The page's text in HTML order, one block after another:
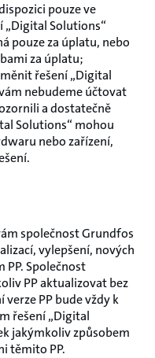
pouze ve
„Digital Solutions“
pouze za úplatu, nebo
za úplatu;
řešení „Digital
nebudeme účtovat
a dostatečně
Solutions“ mohou
nebo zařízení,
společnost Grundfos
vylepšení, nových
Společnost
PP aktualizovat bez
PP bude vždy k
řešení „Digital
jakýmkoliv způsobem
těmito PP.